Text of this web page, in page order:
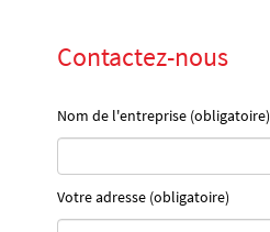
Contactez-nous
Nom de l'entreprise (obligatoire)
Votre adresse (obligatoire)